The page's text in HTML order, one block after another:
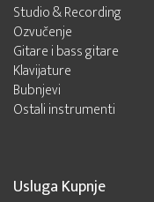
Studio & Recording
Ozvučenje
Gitare i bass gitare
Klavijature
Bubnjevi
Ostali instrumenti
Usluga Kupnje